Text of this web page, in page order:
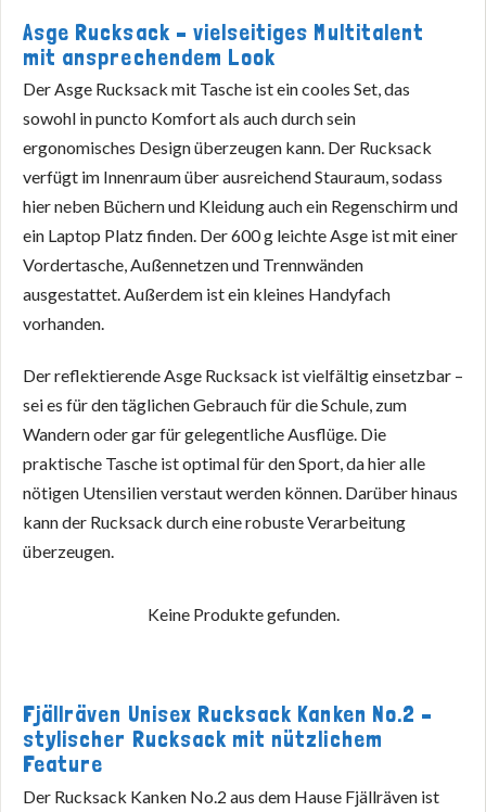
Asge Rucksack – vielseitiges Multitalent
mit ansprechendem Look
Der Asge Rucksack mit Tasche ist ein cooles Set, das
sowohl in puncto Komfort als auch durch sein
ergonomisches Design überzeugen kann. Der Rucksack
verfügt im Innenraum über ausreichend Stauraum, sodass
hier neben Büchern und Kleidung auch ein Regenschirm und
ein Laptop Platz finden. Der 600 g leichte Asge ist mit einer
Vordertasche, Außennetzen und Trennwänden
ausgestattet. Außerdem ist ein kleines Handyfach
vorhanden.
Der reflektierende Asge Rucksack ist vielfältig einsetzbar –
sei es für den täglichen Gebrauch für die Schule, zum
Wandern oder gar für gelegentliche Ausflüge. Die
praktische Tasche ist optimal für den Sport, da hier alle
nötigen Utensilien verstaut werden können. Darüber hinaus
kann der Rucksack durch eine robuste Verarbeitung
überzeugen.
Keine Produkte gefunden.
Fjällräven Unisex Rucksack Kanken No.2 –
stylischer Rucksack mit nützlichem
Feature
Der Rucksack Kanken No.2 aus dem Hause Fjällräven ist